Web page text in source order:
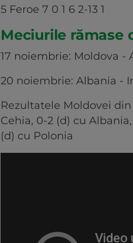
5 Feroe 7 0 1 6 2-13 1
Meciurile rămase
17 noiembrie: Moldova -
20 noiembrie: Albania -
Rezultatele Moldovei
Cehia, 0-2 (d) cu
(d) cu Polonia